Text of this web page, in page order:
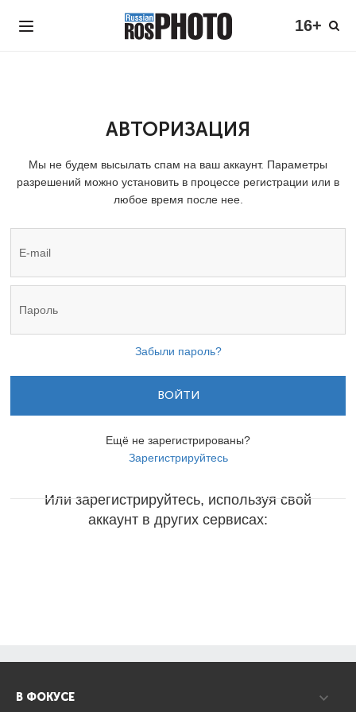
16+
АВТОРИЗАЦИЯ
Мы не будем высылать спам на ваш аккаунт. Параметры
разрешений можно установить в процессе регистрации или в
любое время после нее.
Забыли пароль?
ВОЙТИ
Ещё не зарегистрированы?
Зарегистрируйтесь
Или зарегистрируйтесь, используя свой
аккаунт в других сервисах:
В ФОКУСЕ